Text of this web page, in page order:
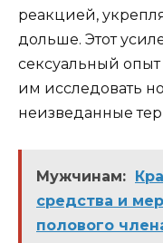
реакцией,
дольше. Этот
сексуальный опыт
им исследовать
неизведанные
Мужчинам:
средства и
полового